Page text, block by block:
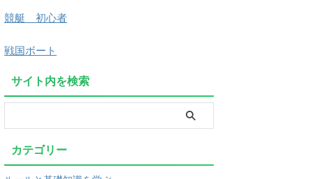
競艇 初心者
戦国ボート
サイト内を検索
カテゴリー